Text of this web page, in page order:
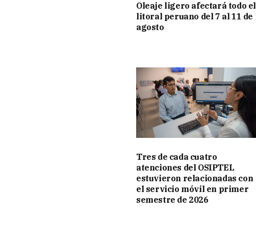
Oleaje ligero afectará todo el
litoral peruano del 7 al 11 de
agosto
Tres de cada cuatro
atenciones del OSIPTEL
estuvieron relacionadas con
el servicio móvil en primer
semestre de 2026